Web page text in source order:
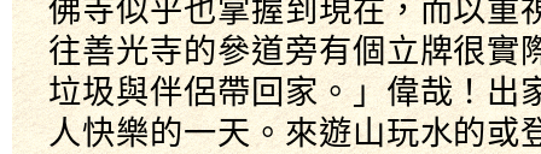
佛寺似乎也掌握到現在，而以重
往善光寺的參道旁有個立牌很實
垃圾與伴侶帶回家。」偉哉！出
人快樂的一天。來遊山玩水的或